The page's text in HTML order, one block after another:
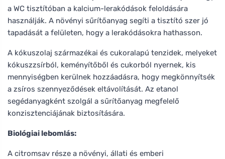
a WC tisztítóban a kalcium-lerakódások feloldására
használják. A növényi sűrítőanyag segíti a tisztító szer jó
tapadását a felületen, hogy a lerakódásokra hathasson.
A kókuszolaj származékai és cukoralapú tenzidek, melyeket
kókuszzsírból, keményítőből és cukorból nyernek, kis
mennyiségben kerülnek hozzáadásra, hogy megkönnyítsék
a zsíros szennyeződések eltávolítását. Az etanol
segédanyagként szolgál a sűrítőanyag megfelelő
konzisztenciájának biztosítására.
Biológiai lebomlás:
A citromsav része a növényi, állati és emberi